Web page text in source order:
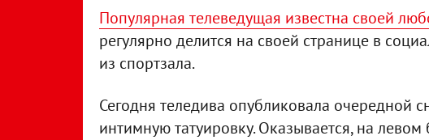
Популярная телеведущая известна своей
регулярно делится на своей странице в
из спортзала.
Сегодня теледива опубликовала очередной
интимную татуировку. Оказывается, на